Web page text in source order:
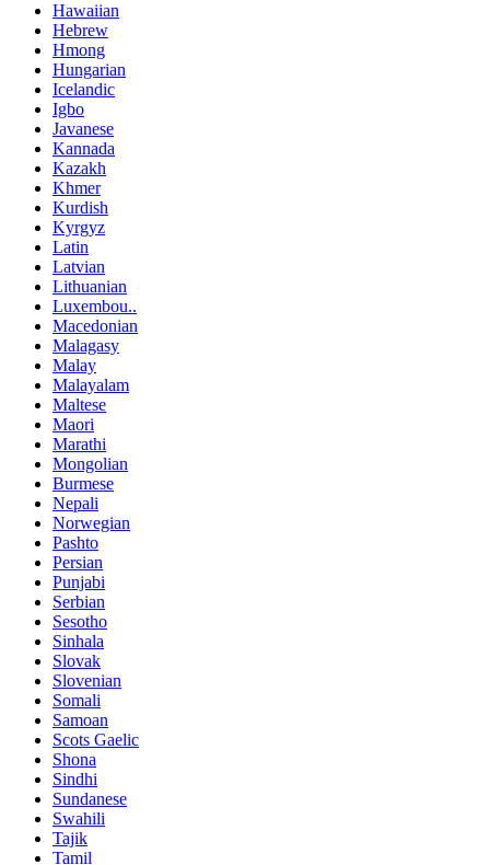
Hawaiian
Hebrew
Hmong
Hungarian
Icelandic
Igbo
Javanese
Kannada
Kazakh
Khmer
Kurdish
Kyrgyz
Latin
Latvian
Lithuanian
Luxembou..
Macedonian
Malagasy
Malay
Malayalam
Maltese
Maori
Marathi
Mongolian
Burmese
Nepali
Norwegian
Pashto
Persian
Punjabi
Serbian
Sesotho
Sinhala
Slovak
Slovenian
Somali
Samoan
Scots Gaelic
Shona
Sindhi
Sundanese
Swahili
Tajik
Tamil